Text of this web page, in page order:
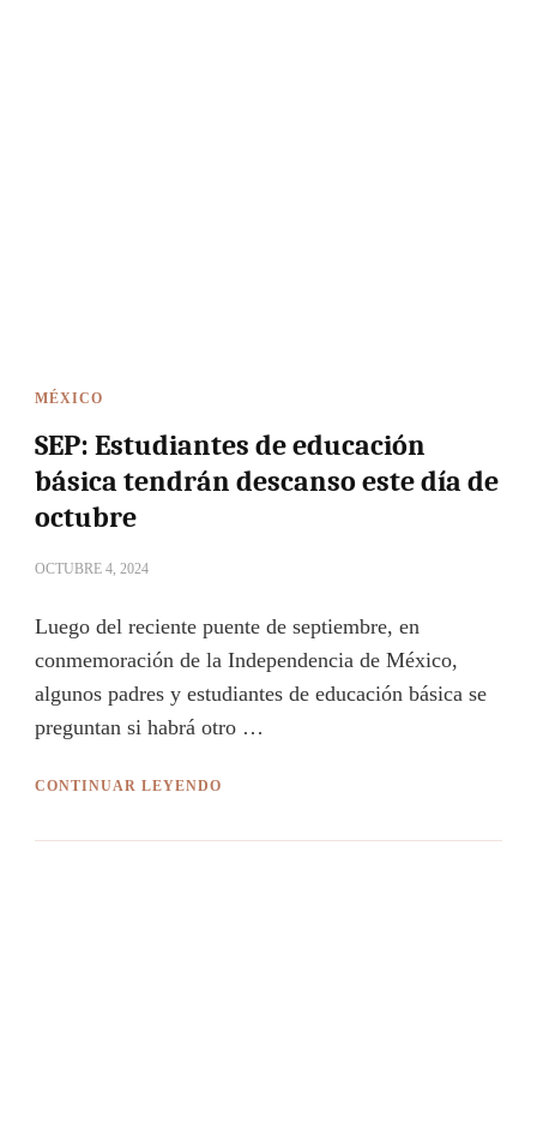
MÉXICO
SEP: Estudiantes de educación
básica tendrán descanso este día de
octubre
OCTUBRE 4, 2024
Luego del reciente puente de septiembre, en
conmemoración de la Independencia de México,
algunos padres y estudiantes de educación básica se
preguntan si habrá otro …
CONTINUAR LEYENDO